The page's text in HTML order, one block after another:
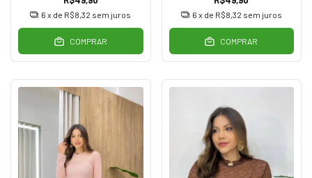
6 x de R$8,32 sem juros
COMPRAR
6 x de R$8,32 sem juros
COMPRAR